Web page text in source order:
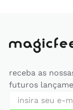
receba as
futuros